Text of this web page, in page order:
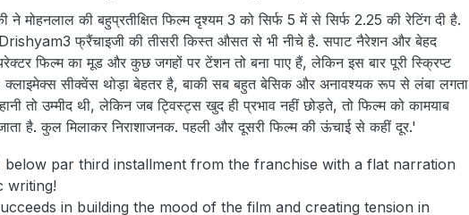
ने मोहनलाल की बहुप्रतीक्षित फिल्म दृश्यम 3 को सिर्फ 5 में से सिर्फ 2.25 की रेटिंग दी है.
फ्रैंचाइजी की तीसरी किस्त औसत से भी नीचे है. सपाट नैरेशन और बेहद
फिल्म का मूड और कुछ जगहों पर टेंशन तो बना पाए हैं, लेकिन इस बार पूरी स्क्रिप्ट
क्लाइमेक्स सीक्वेंस थोड़ा बेहतर है, बाकी सब बहुत बेसिक और अनावश्यक रूप से लंबा लगता
तो उम्मीद थी, लेकिन जब ट्विस्ट्स खुद ही प्रभाव नहीं छोड़ते, तो फिल्म को कामयाब
है. कुल मिलाकर निराशाजनक. पहली और दूसरी फिल्म की ऊंचाई से कहीं दूर.'
below par third installment from the franchise with a flat narration
writing!
in building the mood of the film and creating tension in